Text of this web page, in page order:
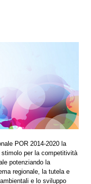
POR 2014-2020 la
stimolo per la competitività
potenziando la
regionale, la tutela e
e lo sviluppo